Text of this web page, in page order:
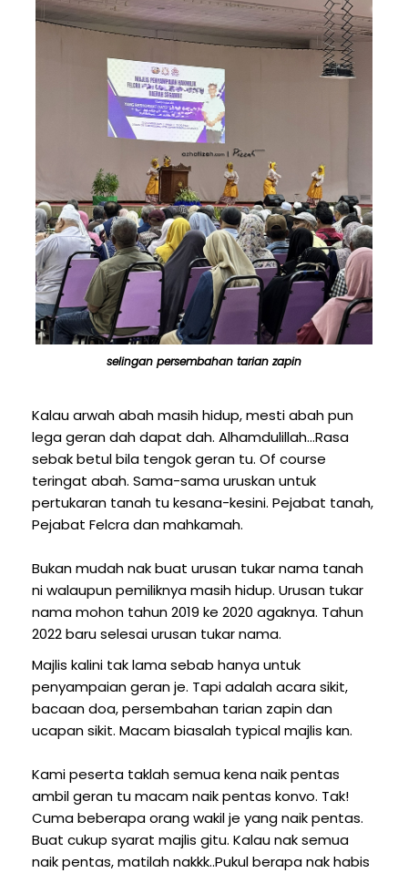
selingan persembahan tarian zapin
Kalau arwah abah masih hidup, mesti abah pun
lega geran dah dapat dah. Alhamdulillah...Rasa
sebak betul bila tengok geran tu. Of course
teringat abah. Sama-sama uruskan untuk
pertukaran tanah tu kesana-kesini. Pejabat tanah,
Pejabat Felcra dan mahkamah.
Bukan mudah nak buat urusan tukar nama tanah
ni walaupun pemiliknya masih hidup. Urusan tukar
nama mohon tahun 2019 ke 2020 agaknya. Tahun
2022 baru selesai urusan tukar nama.
Majlis kalini tak lama sebab hanya untuk
penyampaian geran je. Tapi adalah acara sikit,
bacaan doa, persembahan tarian zapin dan
ucapan sikit. Macam biasalah typical majlis kan.
Kami peserta taklah semua kena naik pentas
ambil geran tu macam naik pentas konvo. Tak!
Cuma beberapa orang wakil je yang naik pentas.
Buat cukup syarat majlis gitu. Kalau nak semua
naik pentas, matilah nakkk..Pukul berapa nak habis